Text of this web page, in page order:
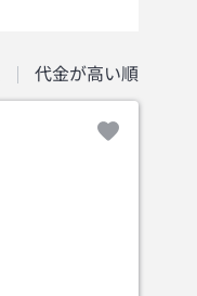
代金が高い順